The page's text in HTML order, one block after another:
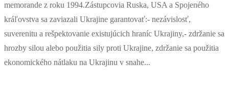
memorande z roku 1994.Zástupcovia Ruska, USA a Spojeného
kráľovstva sa zaviazali Ukrajine garantovať:- nezávislosť,
suverenitu a rešpektovanie existujúcich hraníc Ukrajiny,- zdržanie sa
hrozby silou alebo použitia sily proti Ukrajine, zdržanie sa použitia
ekonomického nátlaku na Ukrajinu v snahe...